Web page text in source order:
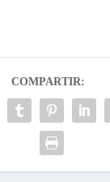
COMPARTIR: